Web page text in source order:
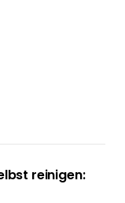
reinigen: